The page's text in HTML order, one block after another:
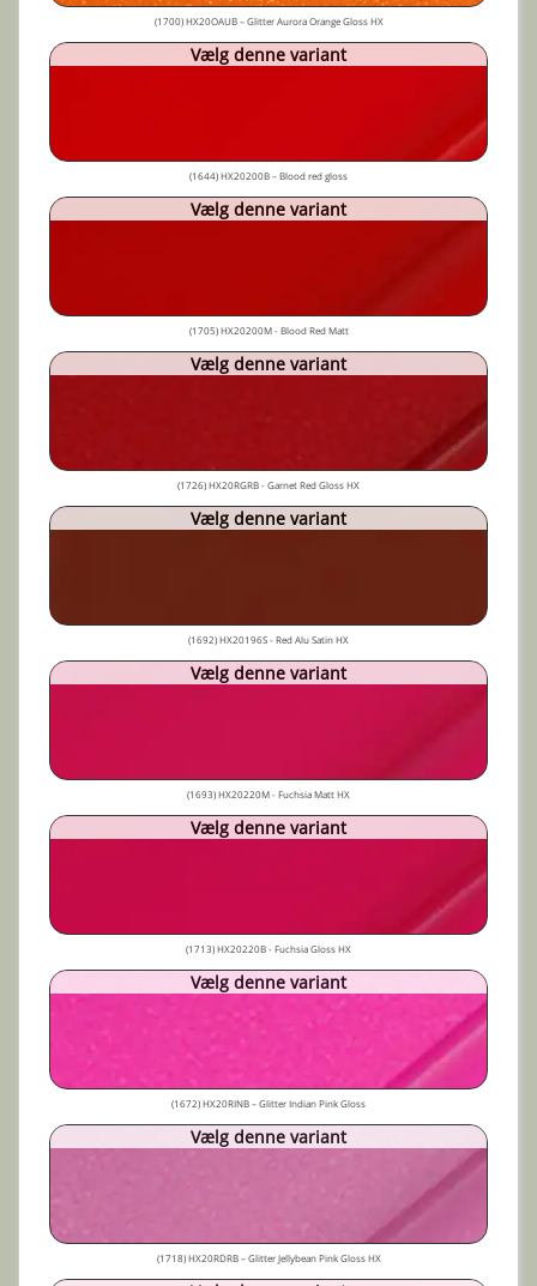
(1700) HX20OAUB – Glitter Aurora Orange Gloss HX
Vælg denne variant
(1644) HX20200B – Blood red gloss
Vælg denne variant
(1705) HX20200M - Blood Red Matt
Vælg denne variant
(1726) HX20RGRB - Garnet Red Gloss HX
Vælg denne variant
(1692) HX20196S - Red Alu Satin HX
Vælg denne variant
(1693) HX20220M - Fuchsia Matt HX
Vælg denne variant
(1713) HX20220B - Fuchsia Gloss HX
Vælg denne variant
(1672) HX20RINB – Glitter Indian Pink Gloss
Vælg denne variant
(1718) HX20RDRB – Glitter Jellybean Pink Gloss HX